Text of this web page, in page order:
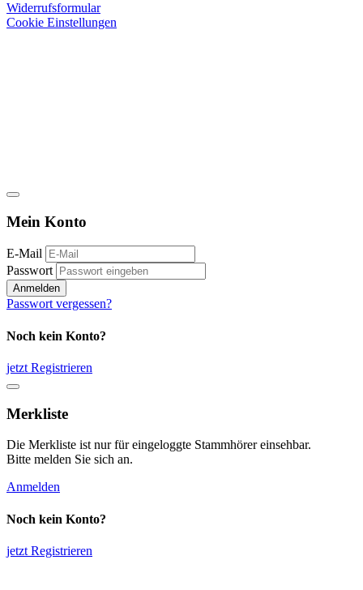
Widerrufsformular
Cookie Einstellungen
Mein Konto
E-Mail
Passwort
Anmelden
Passwort vergessen?
Noch kein Konto?
jetzt Registrieren
Merkliste
Die Merkliste ist nur für eingeloggte Stammhörer einsehbar.
Bitte melden Sie sich an.
Anmelden
Noch kein Konto?
jetzt Registrieren